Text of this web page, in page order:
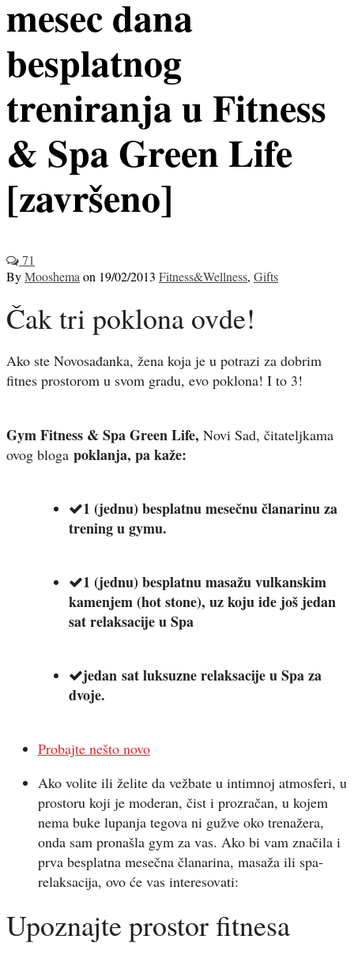
mesec dana
besplatnog
treniranja u Fitness
& Spa Green Life
[završeno]
71
ByMooshema on 19/02/2013 Fitness&Wellness, Gifts
Čak tri poklona ovde!
Ako ste Novosađanka, žena koja je u potrazi za dobrim
fitnes prostorom u svom gradu, evo poklona! I to 3!
Gym Fitness & Spa Green Life, Novi Sad, čitateljkama
ovog bloga poklanja, pa kaže:
1 (jednu) besplatnu mesečnu članarinu za
trening u gymu.
1 (jednu) besplatnu masažu vulkanskim
kamenjem (hot stone), uz koju ide još jedan
sat relaksacije u Spa
jedan sat luksuzne relaksacije u Spa za
dvoje.
Probajte nešto novo
Ako volite ili želite da vežbate u intimnoj atmosferi, u
prostoru koji je moderan, čist i prozračan, u kojem
nema buke lupanja tegova ni gužve oko trenažera,
onda sam pronašla gym za vas. Ako bi vam značila i
prva besplatna mesečna članarina, masaža ili spa-
relaksacija, ovo će vas interesovati:
Upoznajte prostor fitnesa